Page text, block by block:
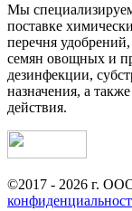
Мы
поставке
перечня
семян овощных и
дезинфекции,
назначения, а
действия.
©2017 - 2026 г.